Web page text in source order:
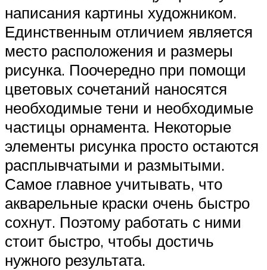
написания картины художником.
Единственным отличием является
место расположения и размеры
рисунка. Поочередно при помощи
цветовых сочетаний наносятся
необходимые тени и необходимые
частицы орнамента. Некоторые
элементы рисунка просто остаются
расплывчатыми и размытыми.
Самое главное учитывать, что
акварельные краски очень быстро
сохнут. Поэтому работать с ними
стоит быстро, чтобы достичь
нужного результата.